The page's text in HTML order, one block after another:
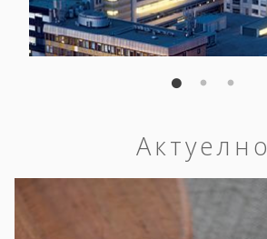
Актуелно